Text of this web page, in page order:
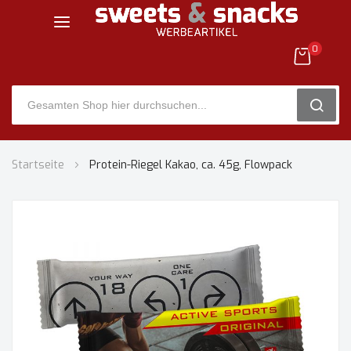
0
Inhalt
Startseite Protein-Riegel Kakao, ca. 45g, Flowpack
der
Bildgalerie
springen